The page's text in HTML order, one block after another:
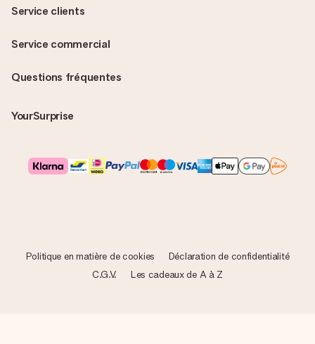
Questions fréquentes
YourSurprise
Service clients
Service commercial
Politique en matière de cookies
Déclaration de confidentialité
C.G.V.
Les cadeaux de A à Z